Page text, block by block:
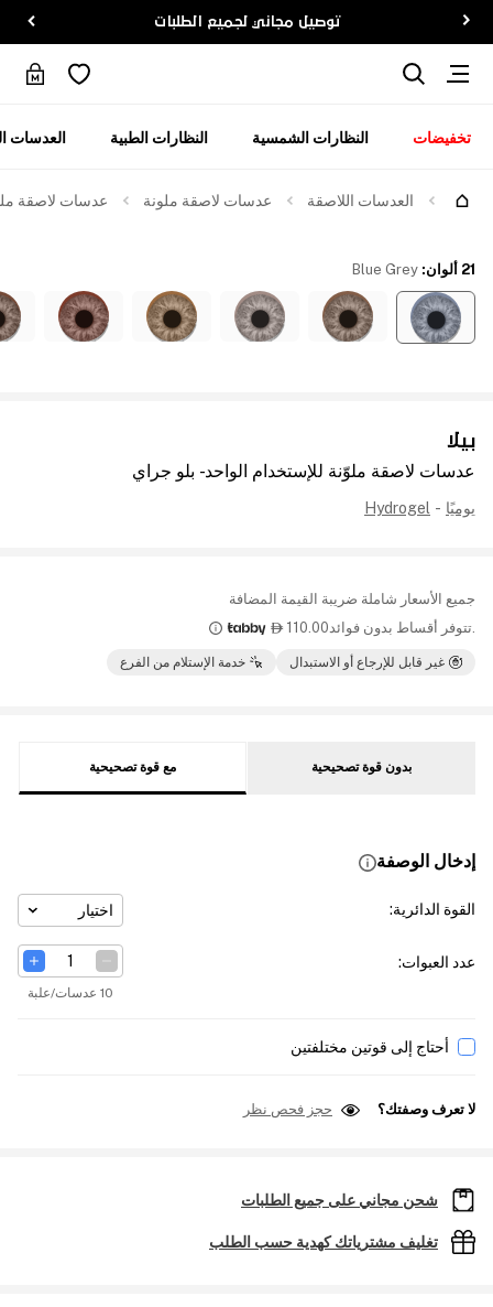
توصيل مجاني لجميع الطلبات
تخفيضات النظارات الشمسية النظارات الطبية العدسات
العدسات اللاصقة عدسات لاصقة ملونة عدسات لاصقة
بيلا
عدسات لاصقة ملوّنة للإستخدام الواحد - بلو جراي
يوميًا -
Hydrogel
جميع الأسعار شاملة ضريبة القيمة المضافة
.تتوفر أقساط بدون فوائد110.00

غير قابل للإرجاع أو الاستبدال خدمة الإستلام من الفرع
21 ألوان :
Blue Grey
بدون قوة تصحيحية مع قوة تصحيحية
إدخال الوصفة
القوة الدائرية: اختيار
عدد العبوات:
10 عدسات/علبة
أحتاج إلى قوتين مختلفتين
لا تعرف وصفتك؟ حجز فحص نظر
شحن مجاني على جميع الطلبات
تغليف مشترياتك كهدية حسب الطلب